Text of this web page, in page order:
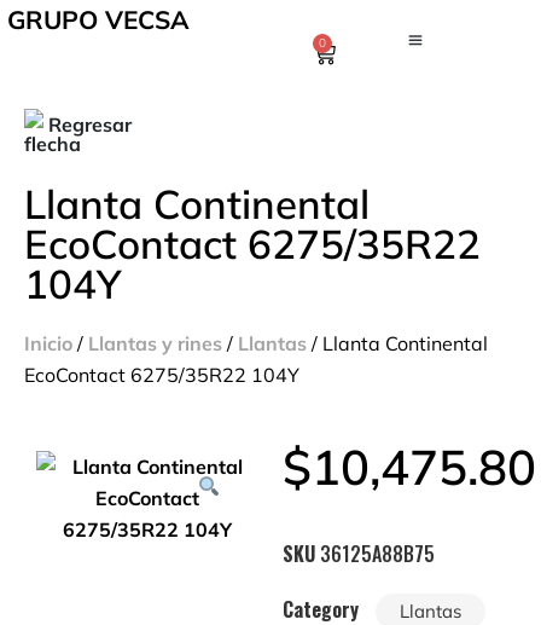
GRUPO VECSA
0
Regresar
Llanta Continental
EcoContact 6275/35R22
104Y
Inicio / Llantas y rines / Llantas / Llanta Continental
EcoContact 6275/35R22 104Y
$10,475.80
SKU 36125A88B75
Category
Llantas